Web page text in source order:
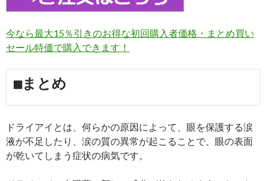
今なら最大15％引きのお得な初回購入者価格・まとめ買い
セール特価で購入できます！
■まとめ
ドライアイとは、何らかの原因によって、眼を保護する涙
液が不足したり、涙の質の異常が起こることで、眼の表面
が乾いてしまう症状の病気です。